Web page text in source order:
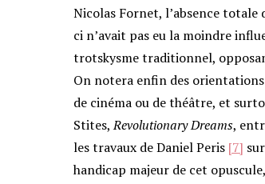
Nicolas Fornet, l’absence totale
ci n’avait pas eu la moindre
trotskysme traditionnel,
On notera enfin des
de cinéma ou de théâtre, et
Stites,Revolutionary Dreams,
les travaux de Daniel Peris [7]
handicap majeur de cet